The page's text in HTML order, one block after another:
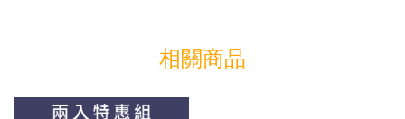
相關商品